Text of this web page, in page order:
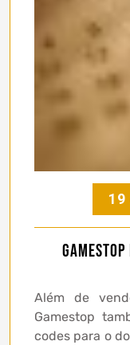
19
Além de
Gamestop
codes para o